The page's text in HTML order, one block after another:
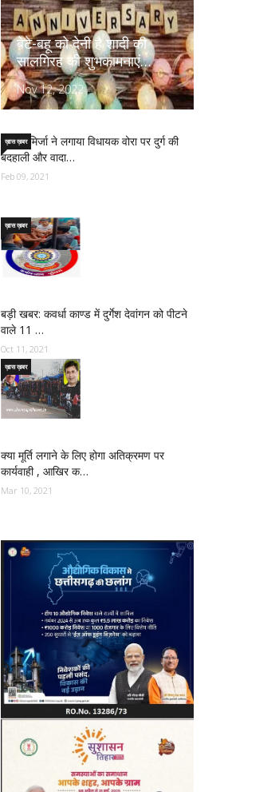
बेटे-बहू को देनी है शादी की
सालगिरह की शुभकामनाएं…
Nov 12, 2022
साजिद मिर्जा ने लगाया विधायक वोरा पर दुर्ग की
बदहाली और वादा…
ख़ास ख़बर
Feb 09, 2021
बड़ी खबर: कवर्धा काण्ड में दुर्गेश देवांगन को पीटने
वाले 11 …
ख़ास ख़बर
Oct 11, 2021
क्या मूर्ति लगाने के लिए होगा अतिक्रमण पर
कार्यवाही , आखिर क…
ख़ास ख़बर
Mar 10, 2021